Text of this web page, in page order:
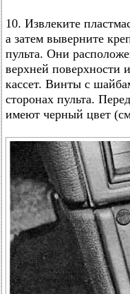
10. Извлеките
а затем выверните
пульта. Они
верхней поверхности
кассет. Винты с
сторонах пульта.
имеют черный цвет